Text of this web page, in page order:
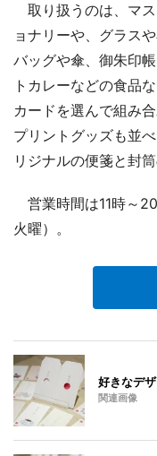
取り扱うのは、マ
ョナリーや、グラス
バッグや傘、御朱印
トカレーなどの食品
カードを選んで組み
プリントグッズも並
リジナルの便箋と封
営業時間は11時～
火曜）。
好きなデ
関連画像